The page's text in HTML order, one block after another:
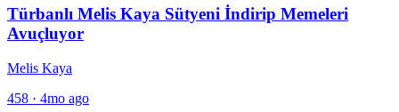
Türbanlı Melis Kaya Sütyeni İndirip Memeleri
Avuçluyor
Melis Kaya
458 · 4mo ago